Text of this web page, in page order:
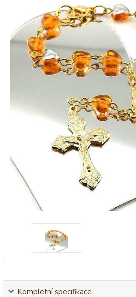
Kompletní specifikace